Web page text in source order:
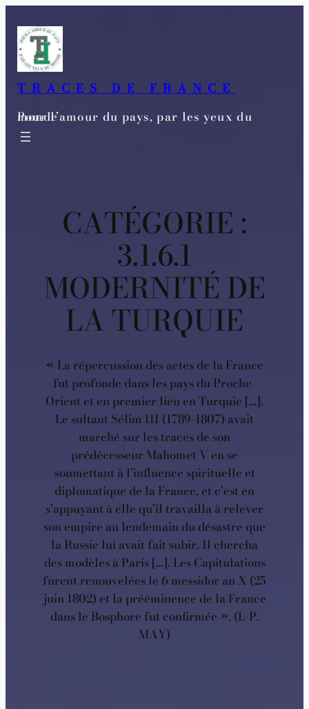
contenu
TRACES DE FRANCE
Pour l’amour du pays, par les yeux du monde
CATÉGORIE :
3.1.6.1
MODERNITÉ DE
LA TURQUIE
« La répercussion des actes de la France
fut profonde dans les pays du Proche-
Orient et en premier lieu en Turquie […].
Le sultant Sélim III (1789-1807) avait
marché sur les traces de son
prédécesseur Mahomet V en se
soumettant à l’influence spirituelle et
diplomatique de la France, et c’est en
s’appuyant à elle qu’il travailla à relever
son empire au lendemain du désastre que
la Russie lui avait fait subir. Il chercha
des modèles à Paris […]. Les Capitulations
furent renouvelées le 6 messidor an X (25
juin 1802) et la prééminence de la France
dans le Bosphore fut confirmée ». (L-P.
MAY)